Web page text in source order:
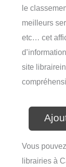
le
meilleurs
etc… cet
site
Vous
librairies à